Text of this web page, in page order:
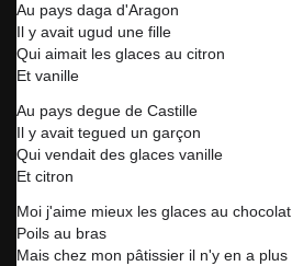
Au pays daga d'Aragon
Il y avait ugud une fille
Qui aimait les glaces au citron
Et vanille
Au pays degue de Castille
Il y avait tegued un garçon
Qui vendait des glaces vanille
Et citron
Moi j'aime mieux les glaces au chocolat
Poils au bras
Mais chez mon pâtissier il n'y en a plus